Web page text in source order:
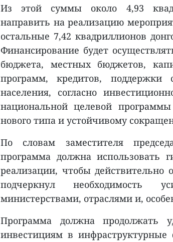
Из этой суммы около 4,93
направить на реализацию
остальные 7,42 квадриллионов
Финансирование будет
бюджета, местных бюджетов,
программ, кредитов,
населения, согласно
национальной целевой
нового типа и устойчивому
По словам заместителя
программа должна использовать
реализации, чтобы действительно
подчеркнул необходимость
министерствами, отраслями и,
Программа должна продолжать
инвестициям в